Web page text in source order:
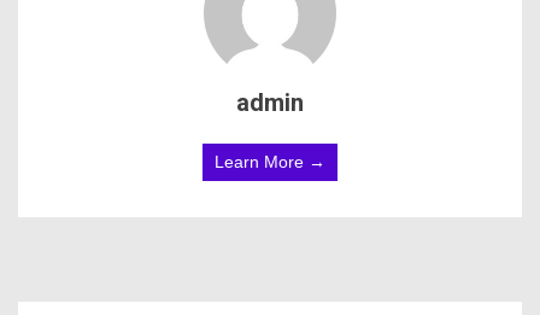
admin
Learn More →